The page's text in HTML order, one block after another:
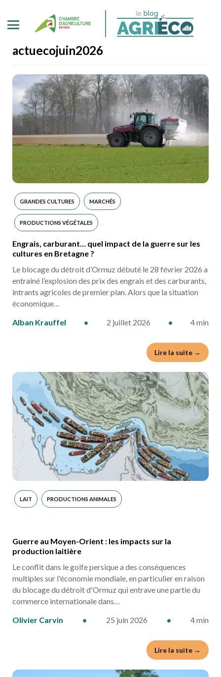
actuecojuin2026
GRANDES CULTURES MARCHÉS
PRODUCTIONS VÉGÉTALES
Engrais, carburant… quel impact de la guerre sur les
cultures en Bretagne ?
Le blocage du détroit d’Ormuz débuté le 28 février 2026 a
entrainé l’explosion des prix des engrais et des carburants,
intrants agricoles de premier plan. Alors que la situation
économique…
Alban Krauffel
• 2 juillet 2026 • 4 min
Lire la suite →
LAIT PRODUCTIONS ANIMALES
Guerre au Moyen-Orient : les impacts sur la
production laitière
Le conflit dans le golfe persique a des conséquences
multiples sur l'économie mondiale, en particulier en raison
du blocage du détroit d'Ormuz qui entrave une partie du
commerce internationale dans…
Olivier Carvin
• 25 juin 2026 • 4 min
Lire la suite →